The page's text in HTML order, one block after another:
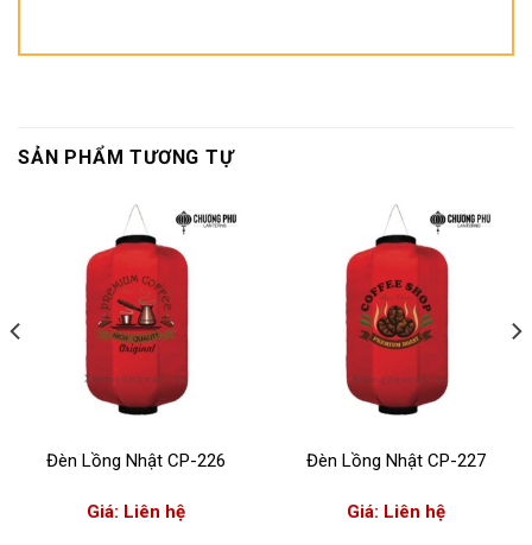
SẢN PHẨM TƯƠNG TỰ
Đèn Lồng Nhật CP-226
Giá: Liên hệ
Đèn Lồng Nhật CP-227
Giá: Liên hệ